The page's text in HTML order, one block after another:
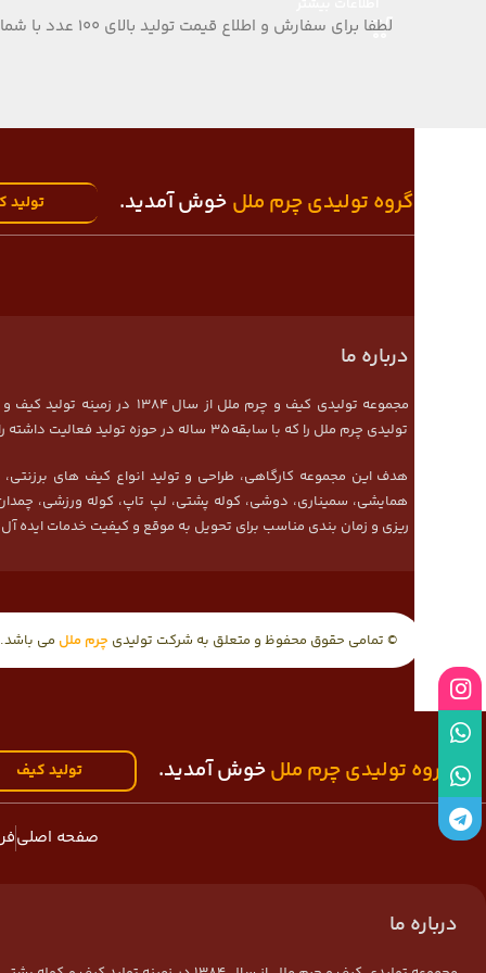
لطفا برای سفارش و اطلاع قیمت تولید بالای 100 عدد با شماره تلفن 09124152407 تماس بگیرید.
گروه تولیدی چرم ملل خوش آمدید. تولید
درباره ما
مجموعه تولیدی کیف و چرم ملل
تولیدی چرم ملل را که با سابقه 35 ساله در حوزه تولید فعالیت داشته را مجددا راه اندازی نموده و خون تازه ای در رگهای تولید کارگاه جریان گرفت.
هدف این مجموعه کارگاهی، طراحی و تولید انواع کیف های
همایشی، سمیناری، دوشی، کوله پشتی، لپ تاپ، کوله ورزشی،
ریزی و زمان بندی مناسب برای تحویل به موقع و کیفیت خدمات ایده آل
© تمامی حقوق محفوظ و متعلق به شرکت تولیدی چرم ملل می باشد.
بهگروه تولیدی چرم مللخوش آمدید. تولید کیف
صفحه اصلی
درباره ما
واتس آپ